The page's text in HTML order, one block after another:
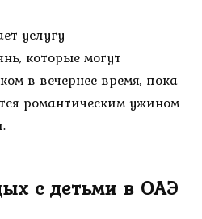
услугу
которые могут
в вечернее время, пока
романтическим ужином
с детьми в ОАЭ